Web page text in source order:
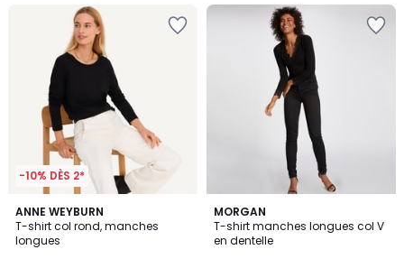
-10% DÈS 2*
ANNE WEYBURN
T-shirt col rond, manches
longues
4,2
/ 5
2
Couleurs
MORGAN
T-shirt manches longues col V
en dentelle
4,7
/ 5